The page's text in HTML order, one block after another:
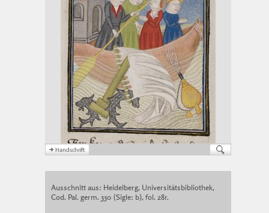
Ausschnitt aus: Heidelberg, Universitätsbibliothek,
Cod. Pal. germ. 330 (Sigle: b), fol. 28r.